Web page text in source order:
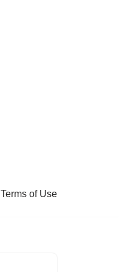
Terms of Use